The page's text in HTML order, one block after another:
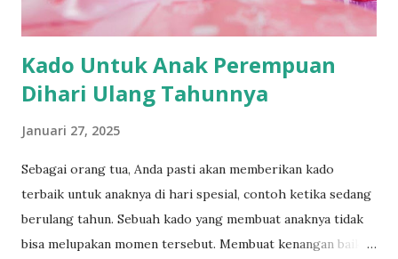
Kado Untuk Anak Perempuan
Dihari Ulang Tahunnya
Januari 27, 2025
Sebagai orang tua, Anda pasti akan memberikan kado
terbaik untuk anaknya di hari spesial, contoh ketika sedang
berulang tahun. Sebuah kado yang membuat anaknya tidak
bisa melupakan momen tersebut. Membuat kenangan baik